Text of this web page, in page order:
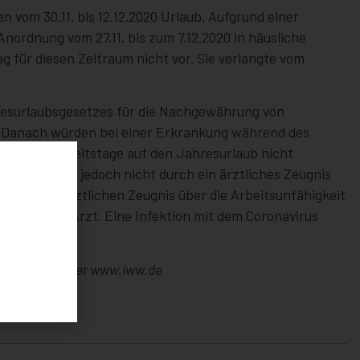
30.11. bis 12.12.2020 Urlaub. Aufgrund einer
vom 27.11. bis zum 7.12.2020 in häusliche
für diesen Zeitraum nicht vor. Sie verlangte vom
für die Nachgewährung von
würden bei einer Erkrankung während des
auf den Jahresurlaub nicht
jedoch nicht durch ein ärztliches Zeugnis
einem ärztlichen Zeugnis über die Arbeitsunfähigkeit
dem Arzt. Eine Infektion mit dem Coronavirus
223859 unter www.iww.de